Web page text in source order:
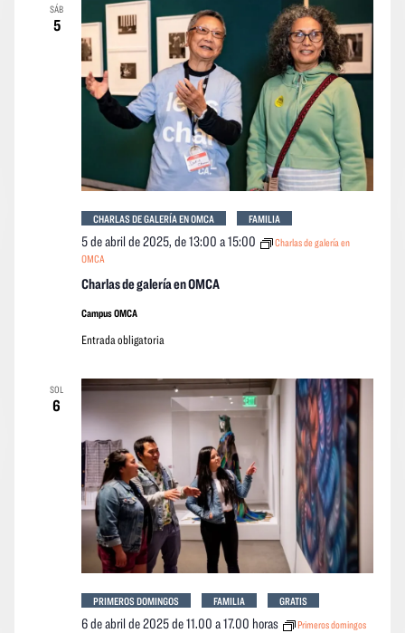
SÁB
5
Charlas de galería en OMCA
5 de abril de 2025, de 13:00 a15:00
Charlas de galería en
OMCA
CHARLAS DE GALERÍA EN OMCA FAMILIA
Campus OMCA
Entrada obligatoria
SOL
6
6 de abril de 2025 de 11.00 a17.00 horas Primeros domingos
PRIMEROS DOMINGOS FAMILIA GRATIS